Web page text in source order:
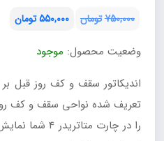
تومان750,000
اصلی:
تومان750,000
تومان550,000
فعلی:
تومان550,000.
وضعیت محصول: موجود
اندیکاتور سقف و کف روز قبل
تعریف شده نواحی سقف و کف
را در چارت